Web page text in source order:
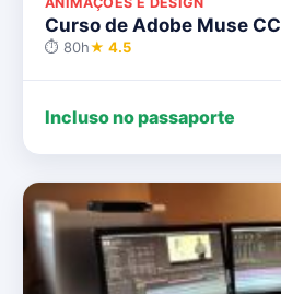
Curso de Adobe Muse CC
⏱ 80h★ 4.5
Incluso no passaporte